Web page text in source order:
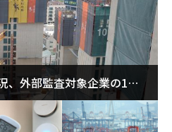
、外部監査対象企業の1割
年で2.8倍増